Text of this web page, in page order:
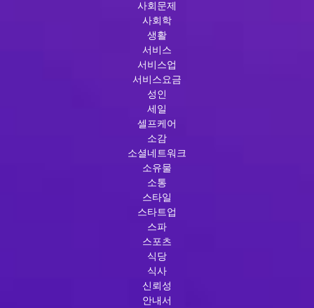
사회문제
사회학
생활
서비스
서비스업
서비스요금
성인
세일
셀프케어
소감
소셜네트워크
소유물
소통
스타일
스타트업
스파
스포츠
식당
식사
신뢰성
안내서